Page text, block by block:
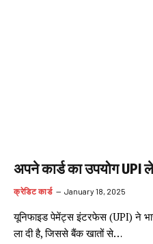
अपने कार्ड का उपयोग
क्रेडिट कार्ड January 18, 2025
यूनिफाइड पेमेंट्स इंटरफेस (UPI) ने
ला दी है, जिससे बैंक खातों से…